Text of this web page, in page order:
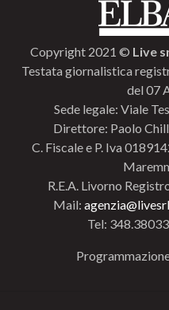
Copyright 2021 © Live
Testata giornalistica
del 07
Sede legale: Viale
Direttore: Paolo
C. Fiscale e P. Iva
R.E.A. Livorno
Mail:
Tel: